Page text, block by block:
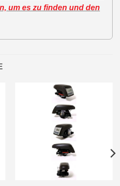
um es zu finden und den